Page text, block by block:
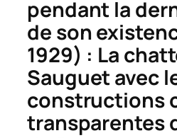
pendant la
de son
1929) : La
Sauguet avec
constructions
transparentes